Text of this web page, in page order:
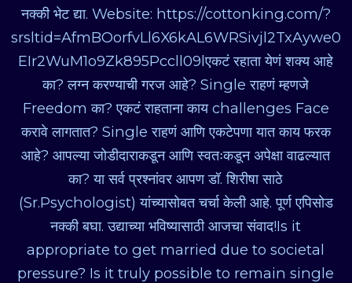
नक्की भेट द्या. Website: https://cottonking.com/?
srsltid=AfmBOorfvLl6X6kAL6WRSivjl2TxAywe0
EIr2WuM1o9Zk895Pccll09lएकटं रहाता येणं शक्य आहे
का? लग्न करण्याची गरज आहे? Single राहणं म्हणजे
Freedom का? एकटं राहताना काय challenges Face
करावे लागतात? Single राहणं आणि एकटेपणा यात काय फरक
आहे? आपल्या जोडीदाराकडून आणि स्वतःकडून अपेक्षा वाढल्यात
का? या सर्व प्रश्नांवर आपण डॉ. शिरीषा साठे
(Sr.Psychologist) यांच्यासोबत चर्चा केली आहे. पूर्ण एपिसोड
नक्की बघा. उद्याच्या भविष्यासाठी आजचा संवाद!Is it
appropriate to get married due to societal
pressure? Is it truly possible to remain single